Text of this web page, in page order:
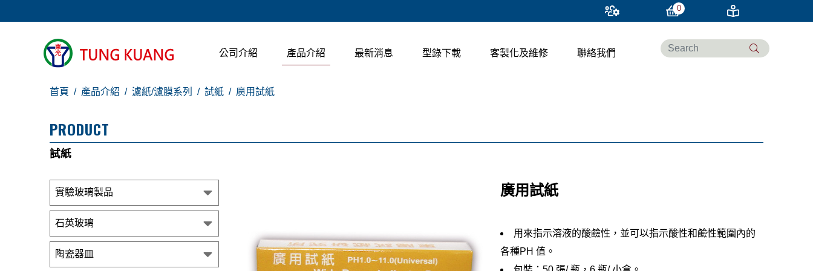
0
公司介紹 產品介紹 最新消息 型錄下載 客製化及維修 聯絡我們
首頁 產品介紹 濾紙/濾膜系列 試紙 廣用試紙
PRODUCT
試紙
實驗玻璃製品
石英玻璃
陶瓷器皿
廣用試紙
用來指示溶液的酸鹼性，並可以指示酸性和鹼性範圍內的
各種PH 值。